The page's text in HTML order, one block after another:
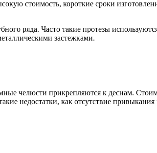
стоимость, короткие сроки
ряда. Часто такие протезы
застежками.
челюсти прикрепляются к деснам.
недостатки, как отсутствие